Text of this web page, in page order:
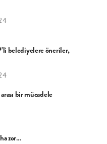
belediyelere öneriler,
bir mücadele
zor…